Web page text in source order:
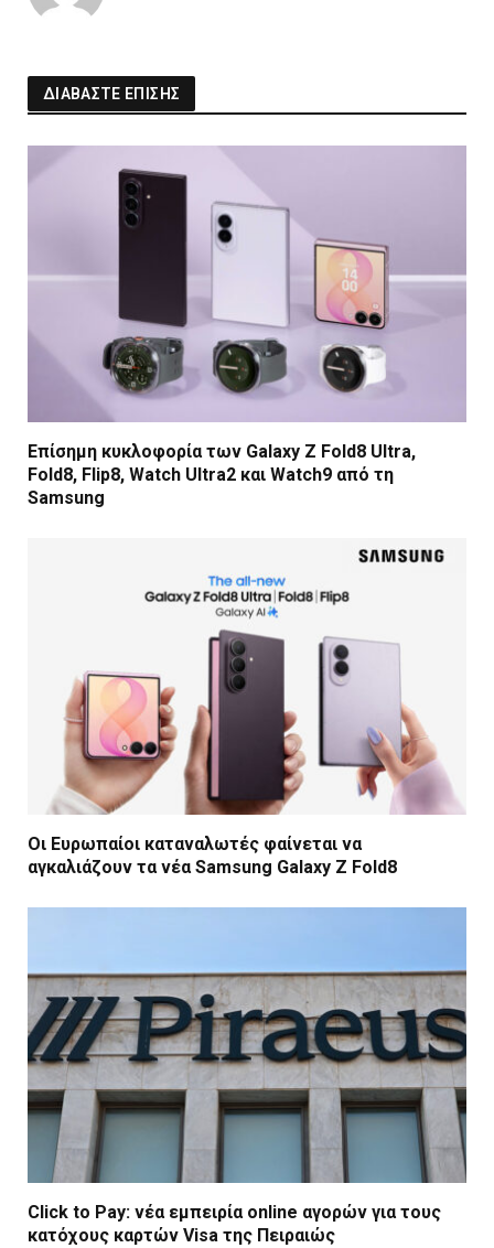
ΔΙΑΒΑΣΤΕ ΕΠΙΣΗΣ
Επίσημη κυκλοφορία των Galaxy Z Fold8 Ultra,
Fold8, Flip8, Watch Ultra2 και Watch9 από τη
Samsung
Οι Ευρωπαίοι καταναλωτές φαίνεται να
αγκαλιάζουν τα νέα Samsung Galaxy Z Fold8
Click to Pay: νέα εμπειρία online αγορών για τους
κατόχους καρτών Visa της Πειραιώς